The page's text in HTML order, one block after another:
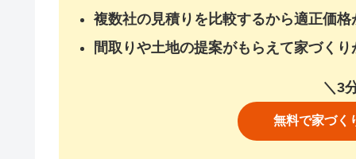
複数社の見積りを比較するから適正価格
間取りや土地の提案がもらえて家づく
＼3
無料で家づく